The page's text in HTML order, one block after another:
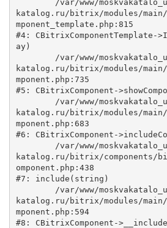
katalog.ru/bitrix/modules/
mponent_template.php:815
#4: CBitrixComponentTemplate-
ay)
katalog.ru/bitrix/modules/
mponent.php:735
#5: CBitrixComponent-
katalog.ru/bitrix/modules/
mponent.php:683
#6: CBitrixComponent-
katalog.ru/bitrix/components/
omponent.php:438
#7: include(string)
katalog.ru/bitrix/modules/
mponent.php:594
#8: CBitrixComponent-